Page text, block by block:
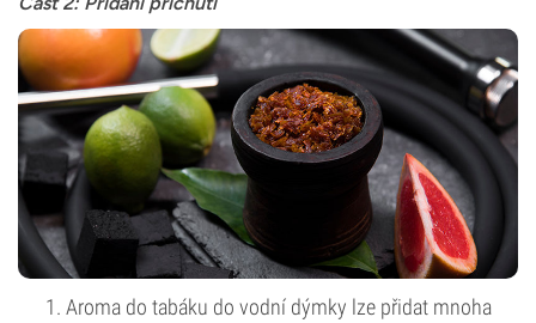
Aroma do tabáku do vodní dýmky lze přidat mnoha